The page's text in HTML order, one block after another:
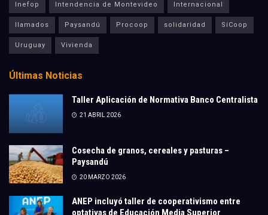
Inefop Intendencia de Montevideo Internacional
llamados Paysandú Procoop solidaridad SíCoop
Uruguay Vivienda
Últimas Noticias
Taller Aplicación de Normativa Banco Centralista
21 ABRIL 2026
Cosecha de granos, cereales y pasturas –
Paysandú
20 MARZO 2026
ANEP incluyó taller de cooperativismo entre
optativas de Educación Media Superior